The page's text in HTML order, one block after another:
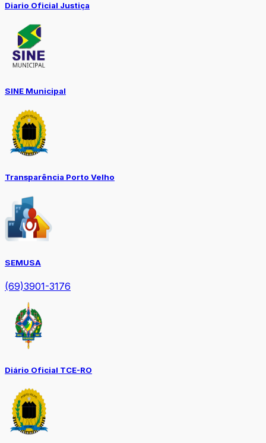
Diario Oficial Justiça
SINE Municipal
Transparência Porto Velho
SEMUSA
(69)3901-3176
Diário Oficial TCE-RO